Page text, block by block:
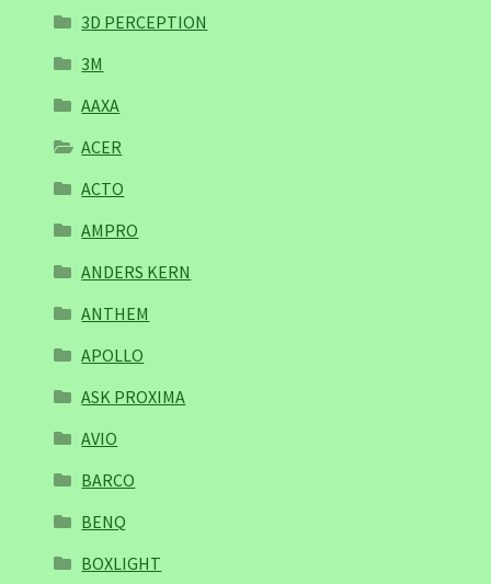
3D PERCEPTION
3M
AAXA
ACER
ACTO
AMPRO
ANDERS KERN
ANTHEM
APOLLO
ASK PROXIMA
AVIO
BARCO
BENQ
BOXLIGHT